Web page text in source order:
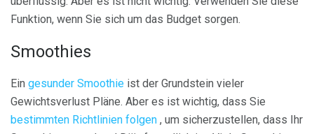
Funktion, wenn Sie sich um das Budget sorgen.
Smoothies
Ein gesunder Smoothie ist der Grundstein vieler
Gewichtsverlust Pläne. Aber es ist wichtig, dass Sie
bestimmten Richtlinien folgen , um sicherzustellen, dass Ihr